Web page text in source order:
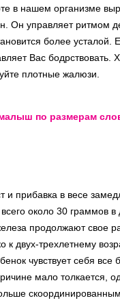
в нашем организме
Он управляет ритмом
более усталой.
Вас бодрствовать.
плотные жалюзи.
по размерам
и прибавка в весе
около 30 граммов в
продолжают свое
к двух-трехлетнему
чувствует себя все
мало толкается,